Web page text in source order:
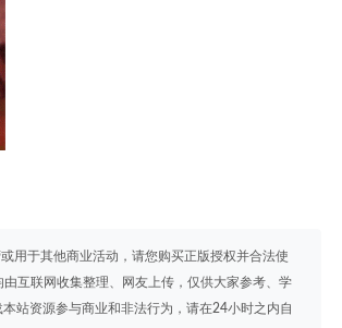
用于其他商业活动，请您购买正版授权并合法使
互联网收集整理、网友上传，仅供大家参考、学
站资源参与商业和非法行为，请在24小时之内自